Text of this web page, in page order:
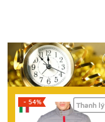
- 71% Thanh lý